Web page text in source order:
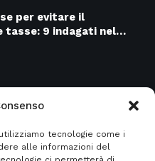
tecnologie come i
alle informazioni del
per evitare il
tasse: 9 indagati nel…
SALERNO e Provincia 4135